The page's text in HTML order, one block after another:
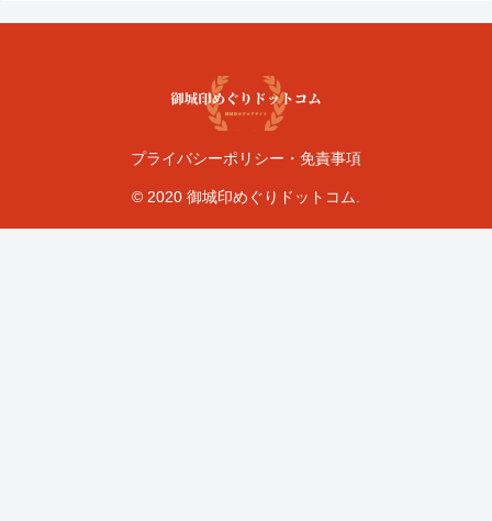
プライバシーポリシー・免責事項
© 2020 御城印めぐりドットコム.